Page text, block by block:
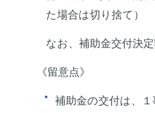
た場合は切り捨て）
なお、補助金交付決
《留意点》
補助金の交付は、